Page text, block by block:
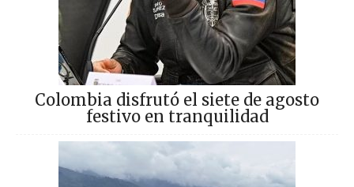
Colombia disfrutó el siete de agosto
festivo en tranquilidad